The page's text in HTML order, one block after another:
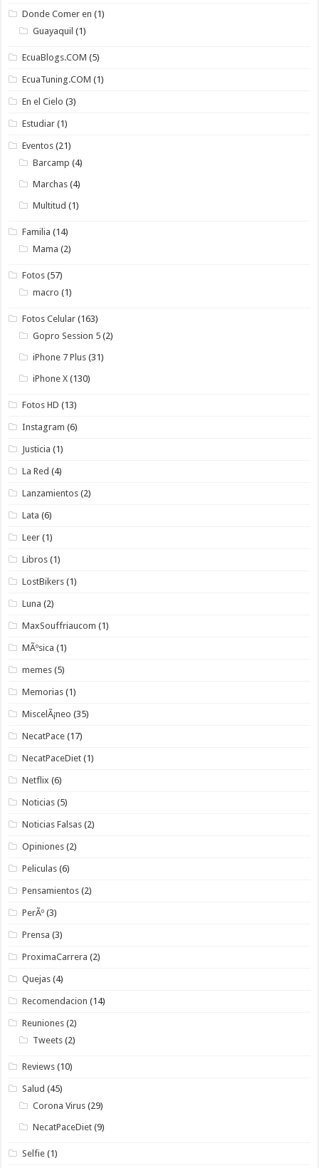
Donde Comer en (1)
Guayaquil (1)
EcuaBlogs.COM (5)
EcuaTuning.COM (1)
En el Cielo (3)
Estudiar (1)
Eventos (21)
Barcamp (4)
Marchas (4)
Multitud (1)
Familia (14)
Mama (2)
Fotos (57)
macro (1)
Fotos Celular (163)
Gopro Session 5 (2)
iPhone 7 Plus (31)
iPhone X (130)
Fotos HD (13)
Instagram (6)
Justicia (1)
La Red (4)
Lanzamientos (2)
Lata (6)
Leer (1)
Libros (1)
LostBikers (1)
Luna (2)
MaxSouffriaucom (1)
MÃºsica (1)
memes (5)
Memorias (1)
MiscelÃ¡neo (35)
NecatPace (17)
NecatPaceDiet (1)
Netflix (6)
Noticias (5)
Noticias Falsas (2)
Opiniones (2)
Peliculas (6)
Pensamientos (2)
PerÃº (3)
Prensa (3)
ProximaCarrera (2)
Quejas (4)
Recomendacion (14)
Reuniones (2)
Tweets (2)
Reviews (10)
Salud (45)
Corona Virus (29)
NecatPaceDiet (9)
Selfie (1)